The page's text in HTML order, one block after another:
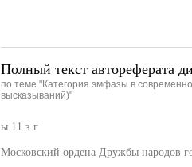
Полный текст автореферата
по теме "Категория эмфазы в
высказываний)"
ы 11 з г
Московский ордена Дружбы народов